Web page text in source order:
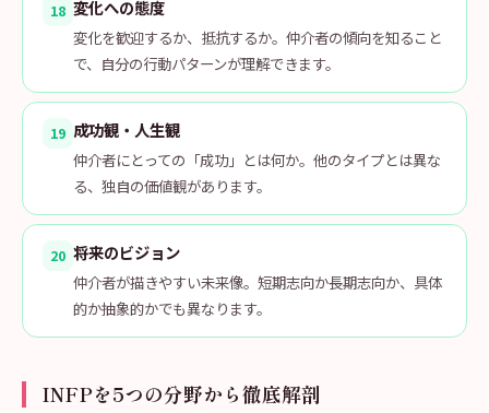
18 変化への態度
変化を歓迎するか、抵抗するか。仲介者の傾向を知ること
で、自分の行動パターンが理解できます。
19 成功観・人生観
仲介者にとっての「成功」とは何か。他のタイプとは異な
る、独自の価値観があります。
20 将来のビジョン
仲介者が描きやすい未来像。短期志向か長期志向か、具体
的か抽象的かでも異なります。
INFPを5つの分野から徹底解剖